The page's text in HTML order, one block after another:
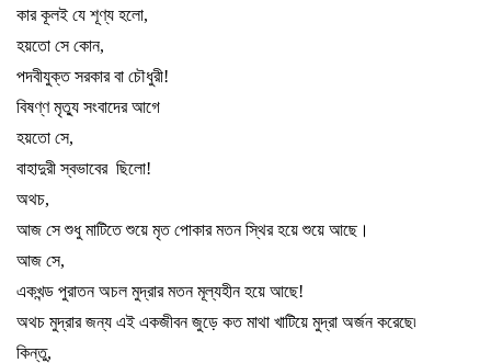
কার কূলই যে শূণ্য হলো,
হয়তো সে কোন,
পদবীযুক্ত সরকার বা চৌধুরী!
বিষণ্ণ মৃত্যু সংবাদের আগে
হয়তো সে,
বাহাদুরী স্বভাবের ছিলো!
অথচ,
আজ সে শুধু মাটিতে শুয়ে মৃত পোকার মতন স্থির হয়ে শুয়ে আছে।
আজ সে,
একখন্ড পুরাতন অচল মুদ্রার মতন মূল্যহীন হয়ে আছে!
অথচ মুদ্রার জন্য এই একজীবন জুড়ে কত মাথা খাটিয়ে মুদ্রা অর্জন করেছে৷
কিন্তু,